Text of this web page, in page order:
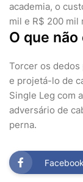
academia, o
mil e R$ 200 mil
O que
Torcer os dedos
e projetá-lo de
Single Leg com
adversário de
perna.
Facebook